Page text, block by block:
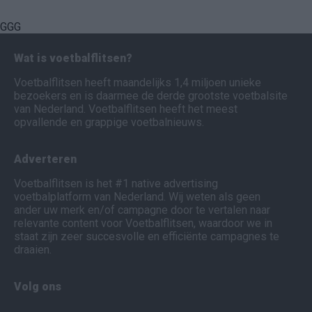
GGG
Wat is voetbalflitsen?
Voetbalflitsen heeft maandelijks 1,4 miljoen unieke
bezoekers en is daarmee de derde grootste voetbalsite
van Nederland. Voetbalflitsen heeft het meest
opvallende en grappige voetbalnieuws.
Adverteren
Voetbalflitsen is het #1 native advertising
voetbalplatform van Nederland. Wij weten als geen
ander uw merk en/of campagne door te vertalen naar
relevante content voor Voetbalflitsen, waardoor we in
staat zijn zeer succesvolle en efficiënte campagnes te
draaien.
Volg ons